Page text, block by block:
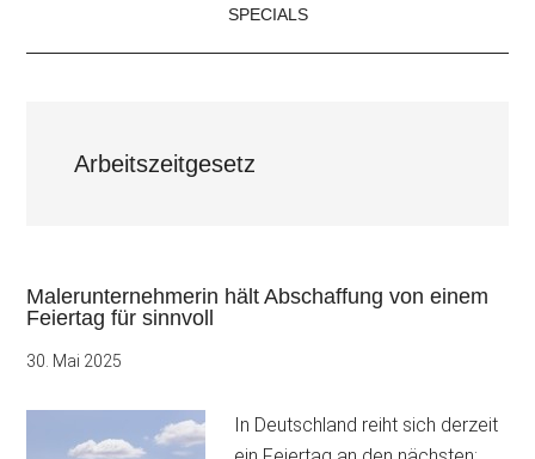
SPECIALS
Arbeitszeitgesetz
Malerunternehmerin hält Abschaffung von einem
Feiertag für sinnvoll
30. Mai 2025
In Deutschland reiht sich derzeit